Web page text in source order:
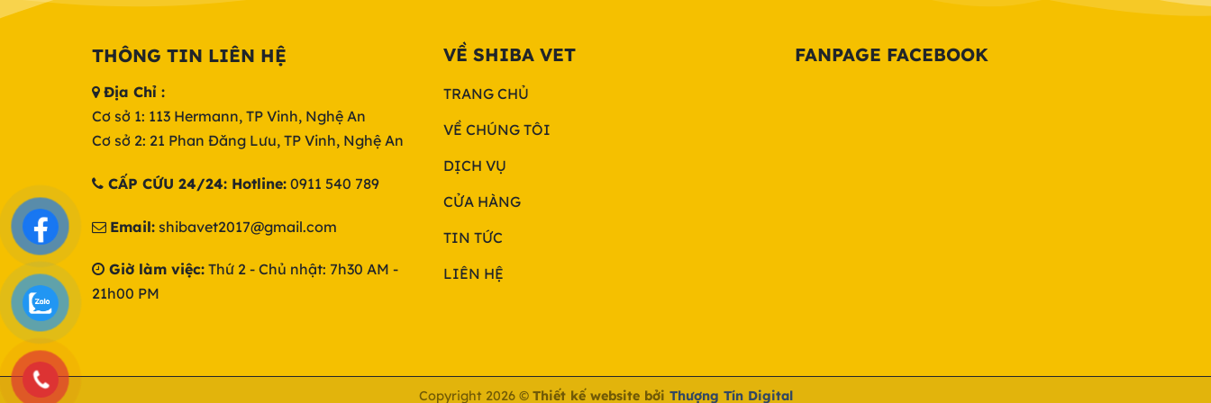
THÔNG TIN LIÊN HỆ
Địa Chỉ :
Cơ sở 1: 113 Hermann, TP Vinh, Nghệ An
Cơ sở 2: 21 Phan Đăng Lưu, TP Vinh, Nghệ An
CẤP CỨU 24/24: Hotline: 0911 540 789
Email: shibavet2017@gmail.com
Giờ làm việc: Thứ 2 - Chủ nhật: 7h30 AM -
21h00 PM
VỀ SHIBA VET
TRANG CHỦ
VỀ CHÚNG TÔI
DỊCH VỤ
CỬA HÀNG
TIN TỨC
LIÊN HỆ
FANPAGE FACEBOOK
Copyright 2026 © Thiết kế website bởi Thượng Tín Digital